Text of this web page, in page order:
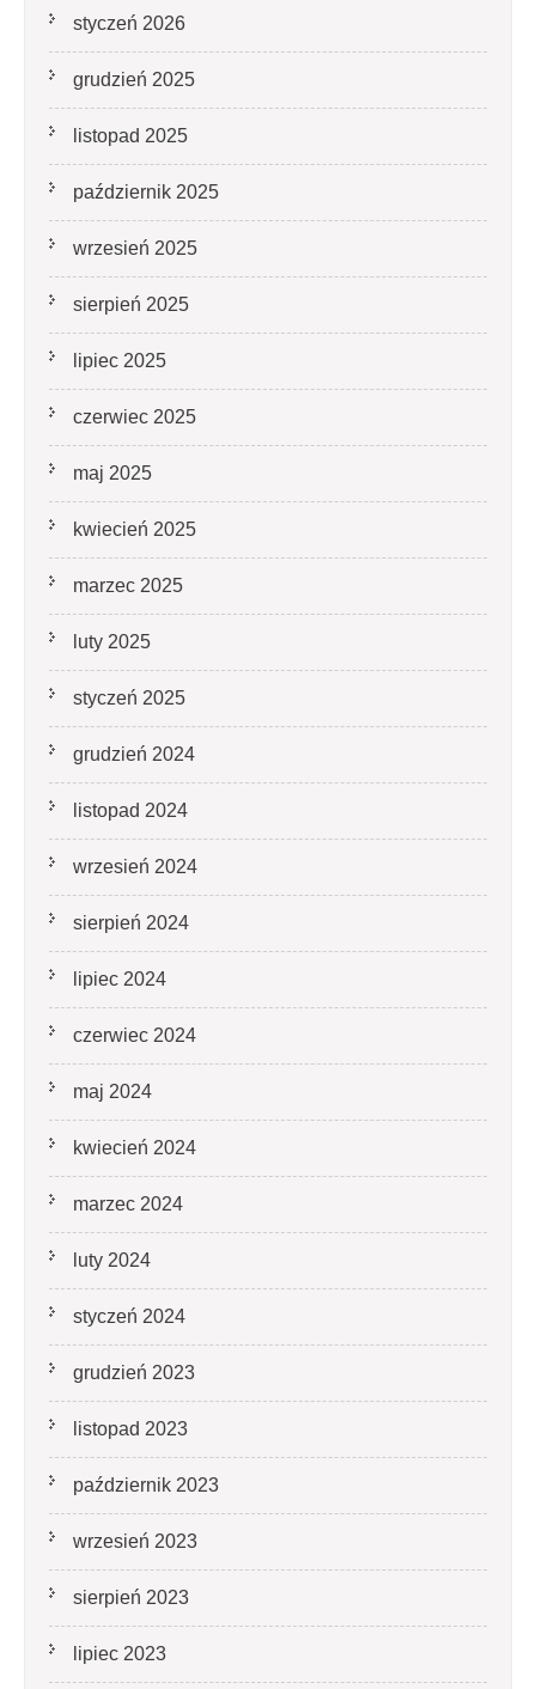
styczeń 2026
grudzień 2025
listopad 2025
październik 2025
wrzesień 2025
sierpień 2025
lipiec 2025
czerwiec 2025
maj 2025
kwiecień 2025
marzec 2025
luty 2025
styczeń 2025
grudzień 2024
listopad 2024
wrzesień 2024
sierpień 2024
lipiec 2024
czerwiec 2024
maj 2024
kwiecień 2024
marzec 2024
luty 2024
styczeń 2024
grudzień 2023
listopad 2023
październik 2023
wrzesień 2023
sierpień 2023
lipiec 2023